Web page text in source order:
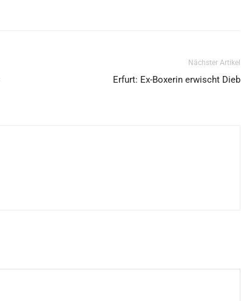
Nächster Artikel
Erfurt: Ex-Boxerin erwischt Dieb